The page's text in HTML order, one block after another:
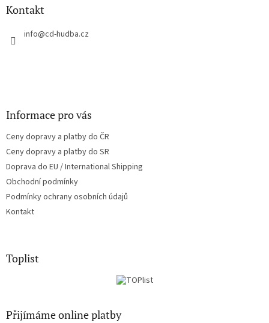
Kontakt
info@cd-hudba.cz
Informace pro vás
Ceny dopravy a platby do ČR
Ceny dopravy a platby do SR
Doprava do EU / International Shipping
Obchodní podmínky
Podmínky ochrany osobních údajů
Kontakt
Toplist
Přijímáme online platby